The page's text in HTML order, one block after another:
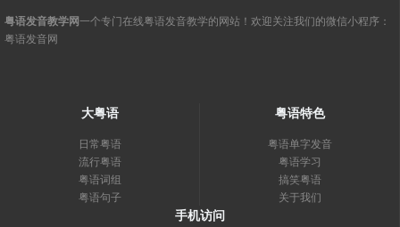
粤语发音教学网一个专门在线粤语发音教学的网站！欢迎关注我们的微信小程序：
粤语发音网
大粤语
日常粤语
流行粤语
粤语词组
粤语句子
粤语特色
粤语单字发音
粤语学习
搞笑粤语
关于我们
手机访问